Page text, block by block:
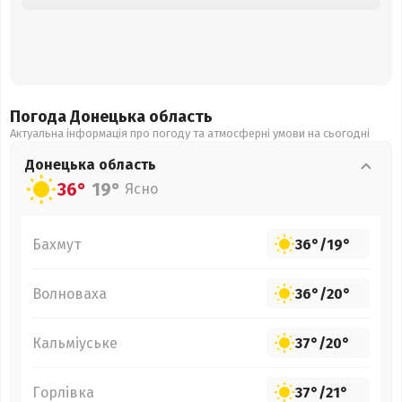
Погода Донецька область
Актуальна інформація про погоду та атмосферні умови на сьогодні
Донецька область
36° 19° Ясно
Бахмут 36°/19°
Волноваха 36°/20°
Кальміуське 37°/20°
Горлівка 37°/21°